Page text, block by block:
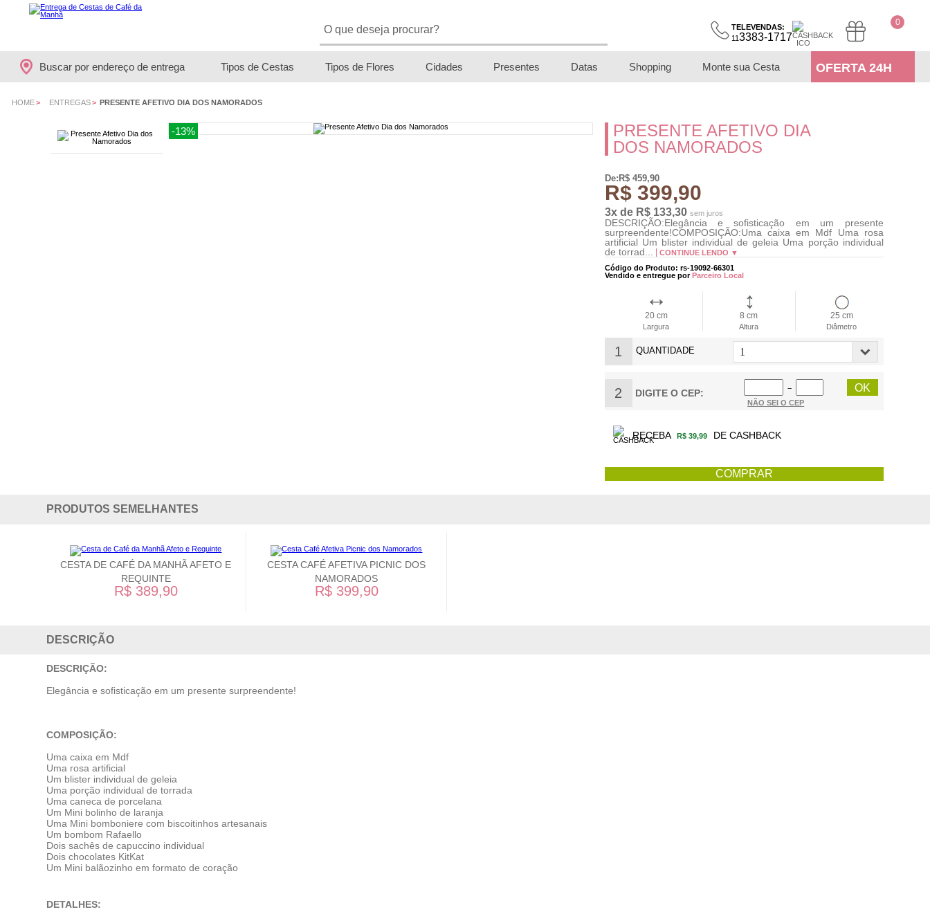
0
TELEVENDAS:
113383-1717
Buscar por endereço de entrega Tipos de Cestas Tipos de Flores Cidades Presentes Datas Shopping Monte sua Cesta OFERTA 24H
HOME> ENTREGAS> PRESENTE AFETIVO DIA DOS NAMORADOS
-13%
PRESENTE AFETIVO DIA
DOS NAMORADOS
De:R$ 459,90
R$ 399,90
3x de R$ 133,30 sem juros
DESCRIÇÃO:Elegância e sofisticação em um presente
surpreendente!COMPOSIÇÃO:Uma caixa em Mdf Uma rosa
artificial Um blister individual de geleia Uma porção individual
de torrad...
CONTINUE LENDO ▼
Código do Produto: rs-19092-66301
Vendido e entregue porParceiro Local
20 cm
Largura
8 cm
Altura
25 cm
Diâmetro
1 QUANTIDADE
2 DIGITE O CEP:
−
NÃO SEI O CEP
RECEBA R$ 39,99 DE CASHBACK
PRODUTOS SEMELHANTES
CESTA DE CAFÉ DA MANHÃ AFETO E
REQUINTE
R$ 389,90
CESTA CAFÉ AFETIVA PICNIC DOS
NAMORADOS
R$ 399,90
DESCRIÇÃO
DESCRIÇÃO:
Elegância e sofisticação em um presente surpreendente!
COMPOSIÇÃO:
Uma caixa em Mdf
Uma rosa artificial
Um blister individual de geleia
Uma porção individual de torrada
Uma caneca de porcelana
Um Mini bolinho de laranja
Uma Mini bomboniere com biscoitinhos artesanais
Um bombom Rafaello
Dois sachês de capuccino individual
Dois chocolates KitKat
Um Mini balãozinho em formato de coração
DETALHES: